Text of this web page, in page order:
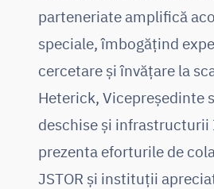
parteneriate amplifică
speciale, îmbogățind
cercetare și învățare la
Heterick, Vicepreședinte
deschise și infrastructurii
prezenta eforturile de
JSTOR și instituții